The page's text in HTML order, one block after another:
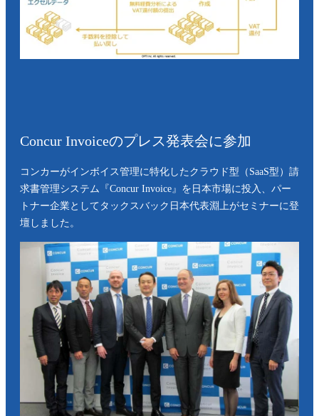
Concur Invoiceのプレス発表会に参加
コンカーがインボイス管理に特化したクラウド型（SaaS型）請
求書管理システム『Concur Invoice』を日本市場に投入、パー
トナー企業としてタックスバック日本代表淵上がセミナーに登
壇しました。